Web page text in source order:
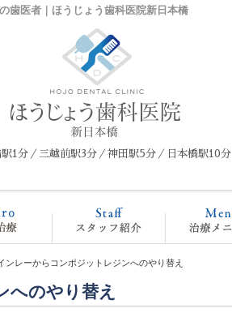
歯医者｜ほうじょう歯科医院新日本橋
1分／三越前駅3分／神田駅5分／日本橋駅10分
要(初めての方へ)
マイクロスコープ治療スタッフ紹介
ンレーからコンポジットレジンへのやり替え
へのやり替え